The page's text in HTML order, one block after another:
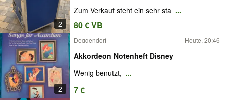
2
Zum Verkauf steht ein sehr sta ...
80 € VB
2
Deggendorf Heute, 20:46
Akkordeon Notenheft Disney
Wenig benutzt, ...
7 €